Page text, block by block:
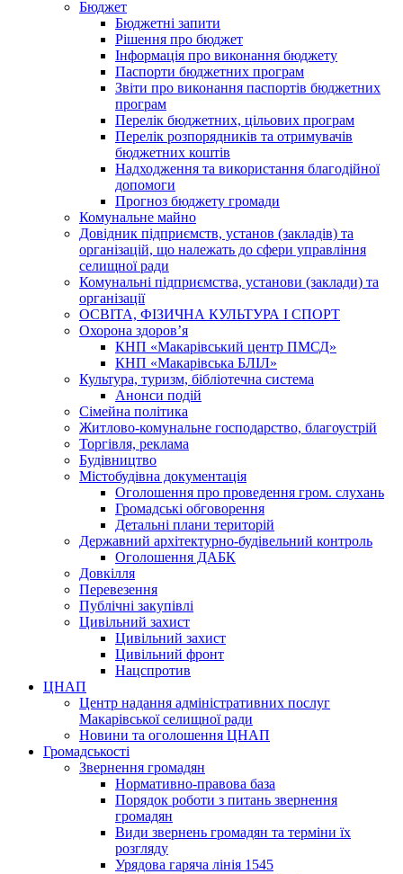
Бюджет
Бюджетні запити
Рішення про бюджет
Інформація про виконання бюджету
Паспорти бюджетних програм
Звіти про виконання паспортів бюджетних
програм
Перелік бюджетних, цільових програм
Перелік розпорядників та отримувачів
бюджетних коштів
Надходження та використання благодійної
допомоги
Прогноз бюджету громади
Комунальне майно
Довідник підприємств, установ (закладів) та
організацій, що належать до сфери управління
селищної ради
Комунальні підприємства, установи (заклади) та
організації
ОСВІТА, ФІЗИЧНА КУЛЬТУРА І СПОРТ
Охорона здоров’я
КНП «Макарівський центр ПМСД»
КНП «Макарівська БЛІЛ»
Культура, туризм, бібліотечна система
Анонси подій
Сімейна політика
Житлово-комунальне господарство, благоустрій
Торгівля, реклама
Будівництво
Містобудівна документація
Оголошення про проведення гром. слухань
Громадські обговорення
Детальні плани територій
Державний архітектурно-будівельний контроль
Оголошення ДАБК
Довкілля
Перевезення
Публічні закупівлі
Цивільний захист
Цивільний захист
Цивільний фронт
Нацспротив
ЦНАП
Центр надання адміністративних послуг
Макарівської селищної ради
Новини та оголошення ЦНАП
Громадськості
Звернення громадян
Нормативно-правова база
Порядок роботи з питань звернення
громадян
Види звернень громадян та терміни їх
розгляду
Урядова гаряча лінія 1545